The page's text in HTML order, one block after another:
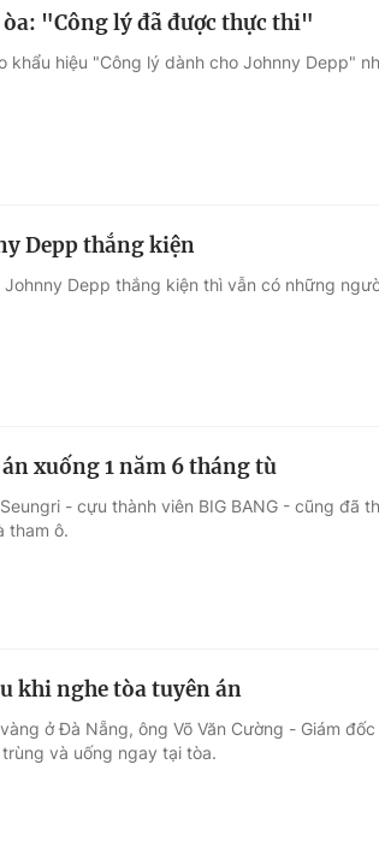
"Công lý đã được thực thi"
hiệu "Công lý dành cho Johnny Depp"
Depp thắng kiện
Depp thắng kiện thì vẫn có những
xuống 1 năm 6 tháng tù
- cựu thành viên BIG BANG - cũng đã
tham ô.
khi nghe tòa tuyên án
ở Đà Nẵng, ông Võ Văn Cường - Giám
và uống ngay tại tòa.